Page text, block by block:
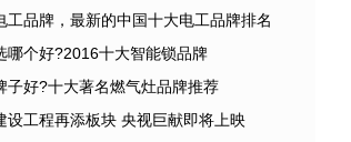
工品牌，最新的中国十大电工品牌排名
哪个好?2016十大智能锁品牌
子好?十大著名燃气灶品牌推荐
设工程再添板块 央视巨献即将上映